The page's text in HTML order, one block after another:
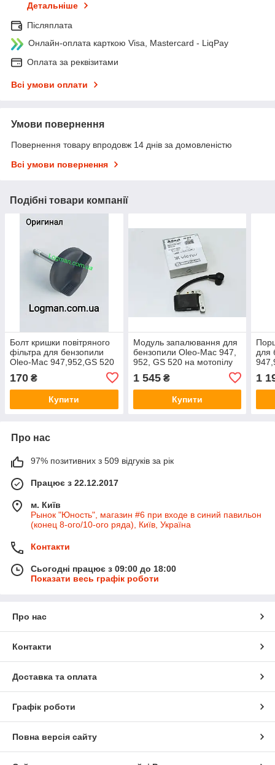
Детальніше
Післяплата
Онлайн-оплата карткою Visa, Mastercard - LiqPay
Оплата за реквізитами
Всі умови оплати
Умови повернення
Повернення товару впродовж 14 днів за домовленістю
Всі умови повернення
Подібні товари компанії
Болт кришки повітряного
фільтра для бензопили
Oleo-Mac 947,952,GS 520
на Олео-Мак 50070034R
170 ₴
Купити
Модуль запалювання для
бензопили Oleo-Mac 947,
952, GS 520 на мотопілу
Олео-Мак 947, 952, 520
1 545₴
Купити
для
1
Про нас
97% позитивних з 509 відгуків за рік
Працює з 22.12.2017
м. Київ
Рынок "Юность", магазин #6 при входе в синий павильон
(конец 8-ого/10-ого ряда), Київ, Україна
Контакти
Сьогодні працює з 09:00 до 18:00
Показати весь графік роботи
Про нас
Контакти
Доставка та оплата
Графік роботи
Повна версія сайту